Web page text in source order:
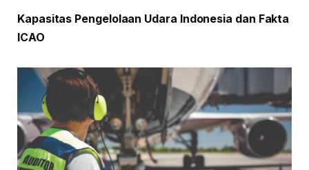
Kapasitas Pengelolaan Udara Indonesia dan Fakta
ICAO